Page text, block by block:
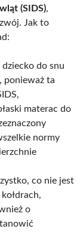
(SIDS),
Jak to
dziecko do snu
ponieważ ta
materac do
normy
co nie jest
o